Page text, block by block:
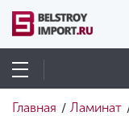
Главная / Ламинат